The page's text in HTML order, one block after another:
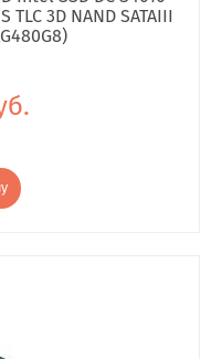
3D NAND SATAIII